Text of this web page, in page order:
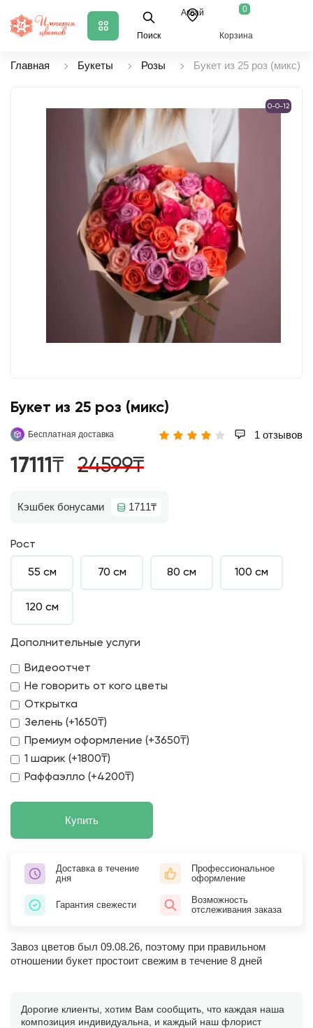
Поиск
Аксай 0
Корзина
Главная Букеты Розы Букет из 25 роз (микс)
0-0-12
Букет из 25 роз (микс)
Бесплатная доставка 1 отзывов
17111₸ 24599₸
Кэшбек бонусами 1711₸
Рост
55 см 70 см 80 см 100 см
120 см
Дополнительные услуги
Видеоотчет
Не говорить от кого цветы
Открытка
Зелень (+1650₸)
Премиум оформление (+3650₸)
1 шарик (+1800₸)
Раффаэлло (+4200₸)
Купить
Доставка в течение
дня
Профессиональное
оформление
Гарантия свежести
Возможность
отслеживания заказа
Завоз цветов был 09.08.26, поэтому при правильном
отношении букет простоит свежим в течение 8 дней
Дорогие клиенты, хотим Вам сообщить, что каждая наша
композиция индивидуальна, и каждый наш флорист